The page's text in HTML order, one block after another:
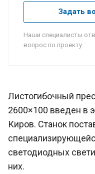
Задать
Наши специалисты
вопрос по проекту
Листогибочный
2600×100 введен в
Киров. Станок
светодиодных
них.